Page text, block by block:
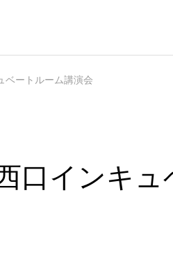
アドバイザリーボード
ベートルーム講演会
口インキュ